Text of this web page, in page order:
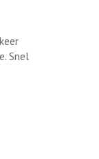
Snel